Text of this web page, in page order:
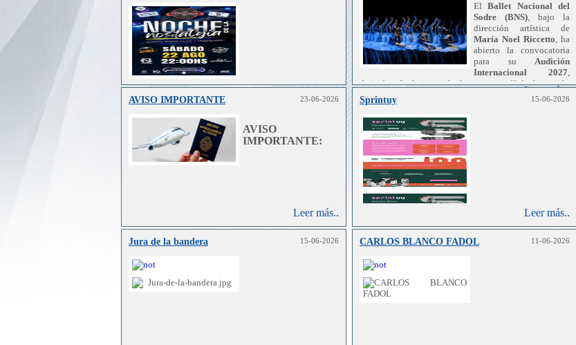
Leer más..
ElBallet Nacional del
Sodre (BNS), bajo la
dirección artística de
María Noel Riccetto, ha
abierto la convocatoria
para su Audición
Internacional 2027,
dirigida a bailarines y bailarinas con sólida formación
en danza clásica y conocimientos de danza
contemporánea.
Leer más..
AVISO IMPORTANTE 23-06-2026
AVISO
IMPORTANTE:
Leer más..
Sprintuy 15-06-2026
Leer más..
Jura de la bandera 15-06-2026 CARLOS BLANCO FADOL 11-06-2026